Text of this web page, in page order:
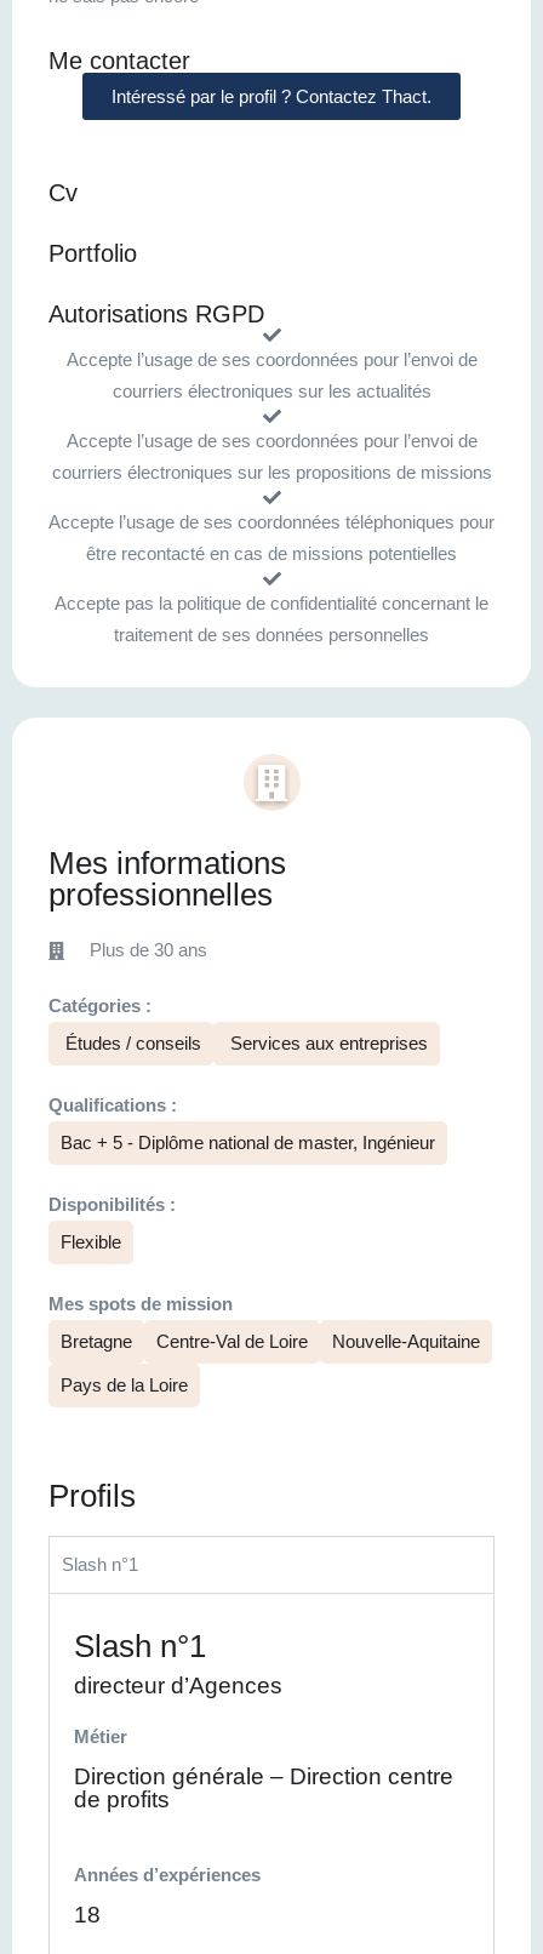
Me contacter
Intéressé par le profil ? Contactez Thact.
Cv
Portfolio
Autorisations RGPD
Accepte l’usage de ses coordonnées pour l’envoi de
courriers électroniques sur les actualités
Accepte l’usage de ses coordonnées pour l’envoi de
courriers électroniques sur les propositions de missions
Accepte l’usage de ses coordonnées téléphoniques pour
être recontacté en cas de missions potentielles
Accepte pas la politique de confidentialité concernant le
traitement de ses données personnelles
Mes informations
professionnelles
Plus de 30 ans
Catégories :
Études / conseils
Services aux entreprises
Qualifications :
Bac + 5 - Diplôme national de master, Ingénieur
Disponibilités :
Flexible
Mes spots de mission
Bretagne
Centre-Val de Loire Nouvelle-Aquitaine
Pays de la Loire
Profils
Slash n°1
Slash n°1
directeur d’Agences
Métier
Direction générale – Direction centre
de profits
Années d’expériences
18